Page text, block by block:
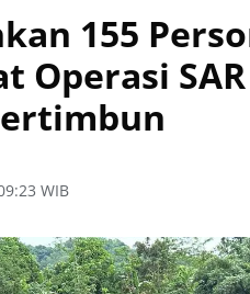
155
Operasi
WIB